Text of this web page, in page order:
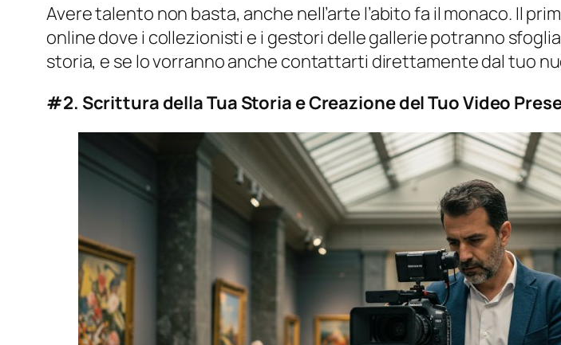
Avere talento non basta, anche nell’arte l’abito fa il monaco. Il
online dove i collezionisti e i gestori delle gallerie potranno
storia, e se lo vorranno anche contattarti direttamente dal tuo
#2. Scrittura della Tua Storia e Creazione del Tuo Video